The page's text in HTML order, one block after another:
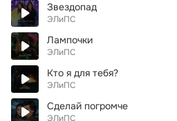
Звездопад
ЭЛиПС
Лампочки
ЭЛиПС
Кто я для тебя?
ЭЛиПС
Сделай погромче
ЭЛиПС